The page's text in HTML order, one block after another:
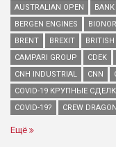
AUSTRALIAN OPEN
BERGEN ENGINES
BRENT
BREXIT
CAMPARI GROUP
CDEK
CNH INDUSTRIAL
CNN
COVID-19 КРУПНЫЕ
COVID-19?
CREW DRAGON
Ещё